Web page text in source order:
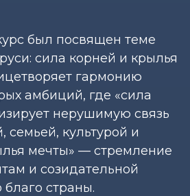
был посвящен теме
сила корней и крылья
гармонию
амбиций, где «сила
нерушимую связь
семьей, культурой и
мечты» — стремление
и созидательной
благо страны.